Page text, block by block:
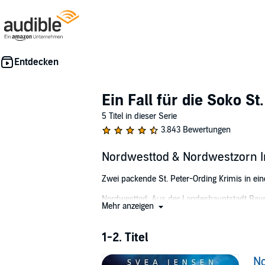
Ein Fall für die Soko
5 Titel in dieser Serie
3.843 Bewertungen
Nordwesttod & Nordwestzorn
Zwei packende St. Peter-Ording Krimis in
Nordwesttod: Aus der Landeshauptstadt
Norden, um im Landeskriminalamt
mit den aggressiven Expansionsplänen
Mehr anzeigen
1-2. Titel